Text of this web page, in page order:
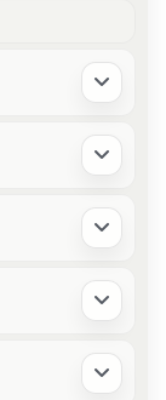
Déplier
Déplier
Déplier
Déplier
Déplier